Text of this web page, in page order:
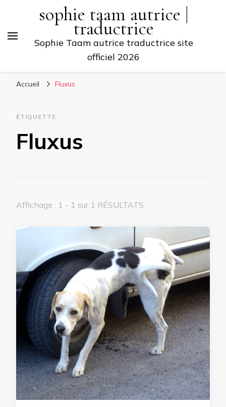
sophie taam autrice |
traductrice
Sophie Taam autrice traductrice site
officiel 2026
Accueil Fluxus
ÉTIQUETTE
Fluxus
Affichage : 1 - 1 sur 1 RÉSULTATS